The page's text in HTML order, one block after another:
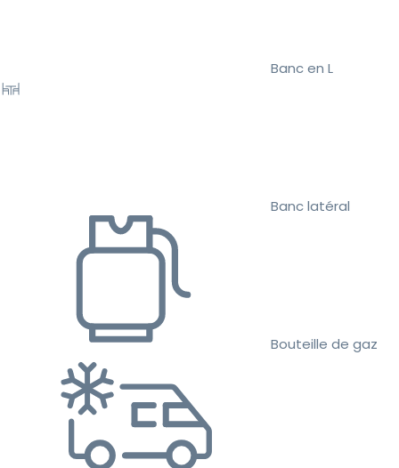
Banc en L
Banc latéral
Bouteille de gaz